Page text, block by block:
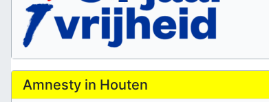
Amnesty in Houten